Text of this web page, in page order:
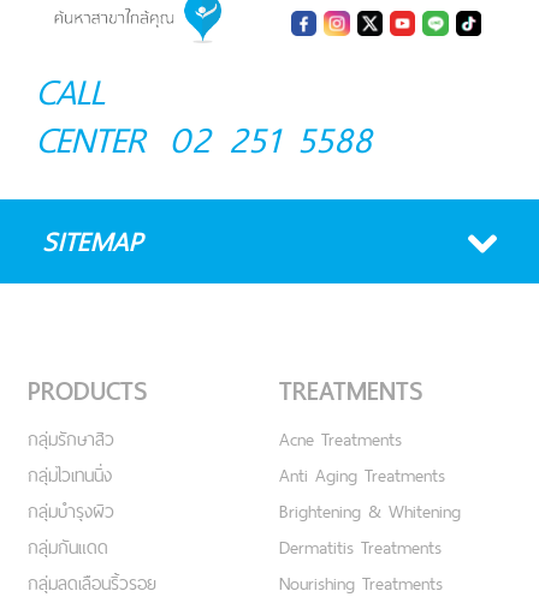
CALL
CENTER 02 251 5588
SITEMAP
PRODUCTS
กลุ่มรักษาสิว
กลุ่มไวเทนนิ่ง
กลุ่มบำรุงผิว
กลุ่มกันแดด
กลุ่มลดเลือนริ้วรอย
TREATMENTS
Acne Treatments
Anti Aging Treatments
Brightening & Whitening
Dermatitis Treatments
Nourishing Treatments